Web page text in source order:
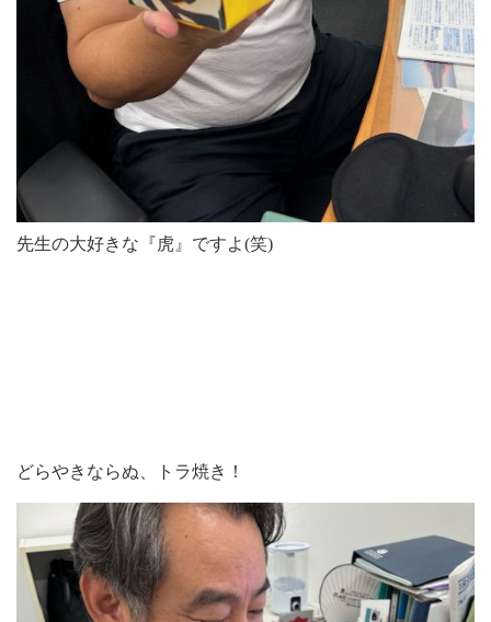
先生の大好きな『虎』ですよ(笑)
どらやきならぬ、トラ焼き！